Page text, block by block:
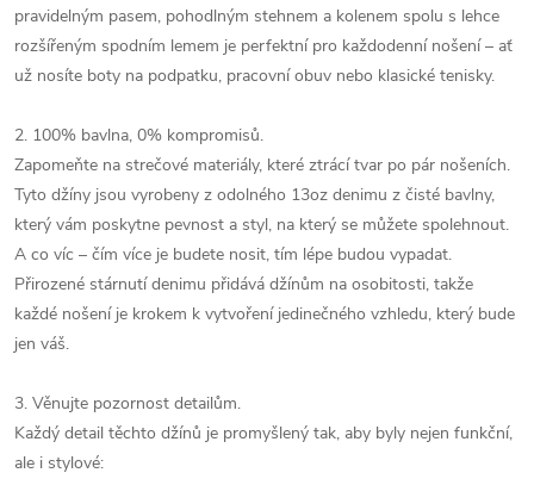
pravidelným pasem, pohodlným stehnem a kolenem spolu s lehce
rozšířeným spodním lemem je perfektní pro každodenní nošení – ať
už nosíte boty na podpatku, pracovní obuv nebo klasické tenisky.
2. 100% bavlna, 0% kompromisů.
Zapomeňte na strečové materiály, které ztrácí tvar po pár nošeních.
Tyto džíny jsou vyrobeny z odolného 13oz denimu z čisté bavlny,
který vám poskytne pevnost a styl, na který se můžete spolehnout.
A co víc – čím více je budete nosit, tím lépe budou vypadat.
Přirozené stárnutí denimu přidává džínům na osobitosti, takže
každé nošení je krokem k vytvoření jedinečného vzhledu, který bude
jen váš.
3. Věnujte pozornost detailům.
Každý detail těchto džínů je promyšlený tak, aby byly nejen funkční,
ale i stylové: